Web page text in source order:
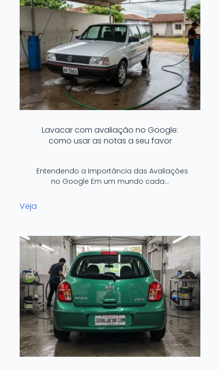
Lavacar com avaliação no Google:
como usar as notas a seu favor
Entendendo a Importância das Avaliações
no Google Em um mundo cada…
Veja